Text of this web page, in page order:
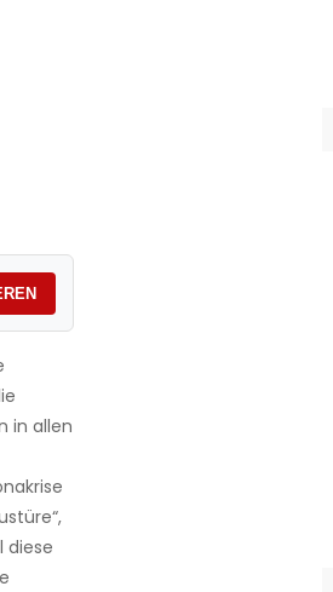
in allen
diese